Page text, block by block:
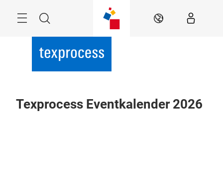
Suche DE
Texprocess Eventkalender 2026